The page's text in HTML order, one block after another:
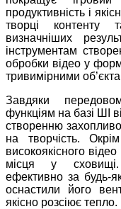
продуктивність і
творці контенту
визначніших
інструментам
обробки відео у
тривимірними
Завдяки
функціям на базі ШІ
створенню
на творчість.
високоякісного
місця у сховищі.
ефективно за будь-
оснастили його
якісно розсіює тепло.